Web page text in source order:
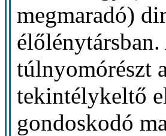
megmaradó)
túlnyomórészt
tekintélykeltő
gondoskodó